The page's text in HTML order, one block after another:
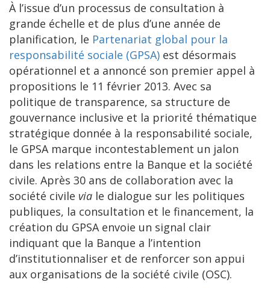
À l’issue d’un processus de consultation à
grande échelle et de plus d’une année de
planification, le Partenariat global pour la
responsabilité sociale (GPSA) est désormais
opérationnel et a annoncé son premier appel à
propositions le 11 février 2013. Avec sa
politique de transparence, sa structure de
gouvernance inclusive et la priorité thématique
stratégique donnée à la responsabilité sociale,
le GPSA marque incontestablement un jalon
dans les relations entre la Banque et la société
civile. Après 30 ans de collaboration avec la
société civile via le dialogue sur les politiques
publiques, la consultation et le financement, la
création du GPSA envoie un signal clair
indiquant que la Banque a l’intention
d’institutionnaliser et de renforcer son appui
aux organisations de la société civile (OSC).